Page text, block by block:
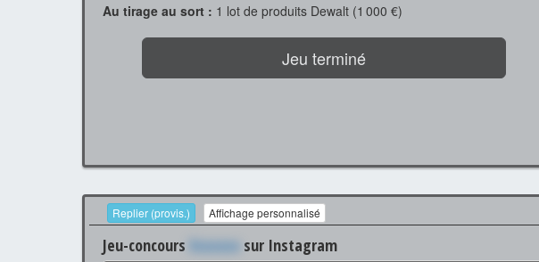
Au tirage au sort : 1 lot de produits Dewalt (1 000 €)
Jeu terminé
Replier (provis.) Affichage personnalisé
Jeu-concours Xxxxxxx sur Instagram